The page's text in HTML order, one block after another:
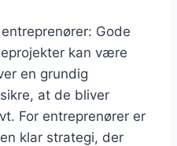
Gode
kan være
en grundig
at de bliver
For entreprenører er
klar strategi, der